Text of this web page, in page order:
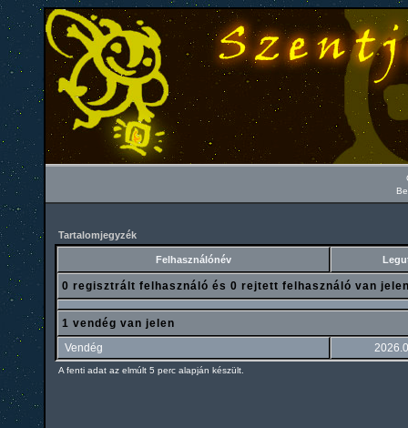
Tartalomjegyzék
Felhasználónév
0 regisztrált felhasználó és 0 rejtett felhasználó van
1 vendég van jelen
Vendég
A fenti adat az elmúlt 5 perc alapján készült.